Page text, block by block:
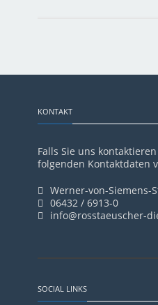
KONTAKT
Falls Sie uns
folgenden Kontaktdaten
Werner-von-Siemens-
06432 / 6913-0
info@rosstaeuscher-
SOCIAL LINKS